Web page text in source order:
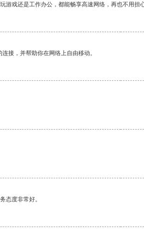
戏还是工作办公，都能畅享高速网络，再也不用
接，并帮助你在网络上自由移动。
态度非常好。